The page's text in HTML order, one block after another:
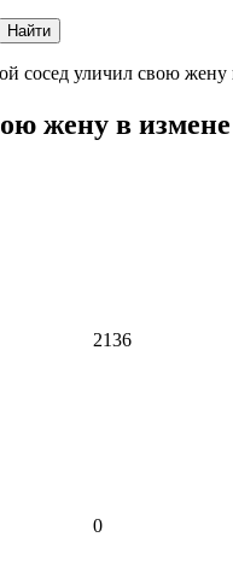
сосед уличил свою
жену в
2136
0